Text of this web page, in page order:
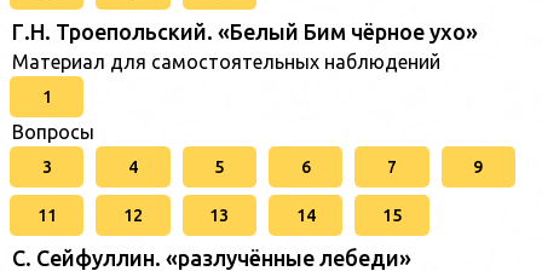
Г.Н. Троепольский. «Белый Бим чёрное ухо»
Материал для самостоятельных наблюдений
1
Вопросы
3 4 5 6 7 9
11 12 13 14 15
C. Cейфуллин. «разлучённые лебеди»